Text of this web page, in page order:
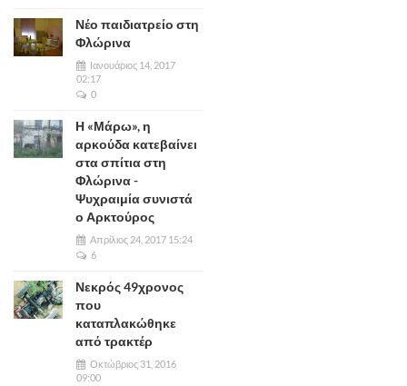
Νέο παιδιατρείο στη
Φλώρινα
Ιανουάριος 14, 2017
02:17
0
Η «Μάρω», η
αρκούδα κατεβαίνει
στα σπίτια στη
Φλώρινα -
Ψυχραιμία συνιστά
ο Αρκτούρος
Απρίλιος 24, 2017 15:24
6
Νεκρός 49χρονος
που
καταπλακώθηκε
από τρακτέρ
Οκτώβριος 31, 2016
09:00